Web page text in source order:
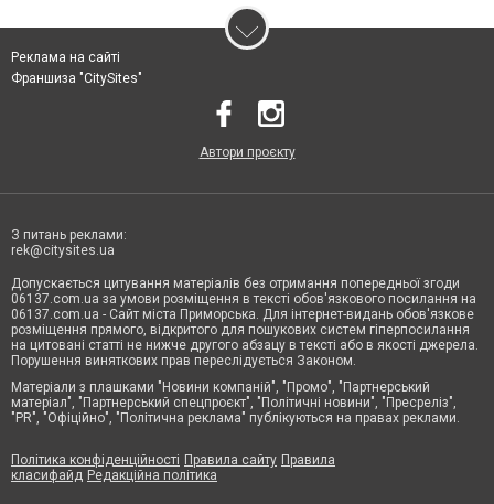
Реклама на сайті
Франшиза "CitySites"
Автори проєкту
З питань реклами:
rek@citysites.ua
Допускається цитування матеріалів без отримання попередньої згоди
06137.com.ua за умови розміщення в тексті обов'язкового посилання на
06137.com.ua - Сайт міста Приморська. Для інтернет-видань обов'язкове
розміщення прямого, відкритого для пошукових систем гіперпосилання
на цитовані статті не нижче другого абзацу в тексті або в якості джерела.
Порушення виняткових прав переслідується Законом.
Матеріали з плашками "Новини компаній", "Промо", "Партнерський
матеріал", "Партнерський спецпроєкт", "Політичні новини", "Пресреліз",
"PR", "Офіційно", "Політична реклама" публікуються на правах реклами.
Політика конфіденційності Правила сайту Правила
класифайд Редакційна політика